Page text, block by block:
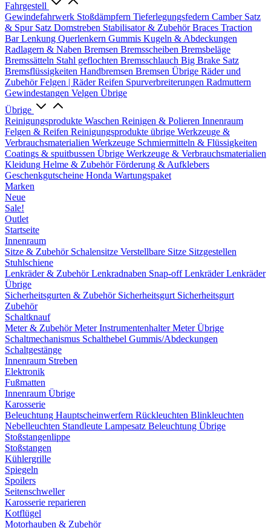
Fahrgestell
Gewindefahrwerk Stoßdämpfern Tieferlegungsfedern Camber Satz
& Spur Satz Domstreben Stabilisator & ZubehörBraces Traction
BarLenkung Querlenkern Gummis Kugeln & Abdeckungen
Radlagern & Naben Bremsen Bremsscheiben Bremsbeläge
Bremssätteln Stahl geflochten Bremsschlauch Big Brake Satz
Bremsflüssigkeiten Handbremsen Bremsen Übrige Räder und
ZubehörFelgen | RäderReifen Spurverbreiterungen Radmuttern
Gewindestangen Velgen Übrige
Übrige
Reinigungsprodukte Waschen Reinigen & Polieren Innenraum
Felgen & Reifen Reinigungsprodukte übrige Werkzeuge &
Verbrauchsmaterialien Werkzeuge Schmiermitteln & Flüssigkeiten
Coatings & spuitbussen Übrige Werkzeuge & Verbrauchsmaterialien
Kleidung Helme & ZubehörFörderung & Aufklebers
Geschenkgutscheine Honda Wartungspaket
Marken
Neue
Sale!
Outlet
Startseite
Innenraum
Sitze & Zubehör Schalensitze Verstellbare Sitze Sitzgestellen
Stuhlschiene
Lenkräder & ZubehörLenkradnaben Snap-offLenkräderLenkräder
Übrige
Sicherheitsgurten & Zubehör Sicherheitsgurt Sicherheitsgurt
Zubehör
Schaltknauf
Meter & ZubehörMeterInstrumentenhalterMeter Übrige
Schaltmechanismus Schalthebel Gummis/Abdeckungen
Schaltgestänge
Innenraum Streben
Elektronik
Fußmatten
Innenraum Übrige
Karosserie
Beleuchtung Hauptscheinwerfern Rückleuchten Blinkleuchten
Nebelleuchten Standleute Lampesatz Beleuchtung Übrige
Stoßstangenlippe
Stoßstangen
Kühlergrille
Spiegeln
Spoilers
Seitenschweller
Karosserie reparieren
Kotflügel
Motorhauben & Zubehör